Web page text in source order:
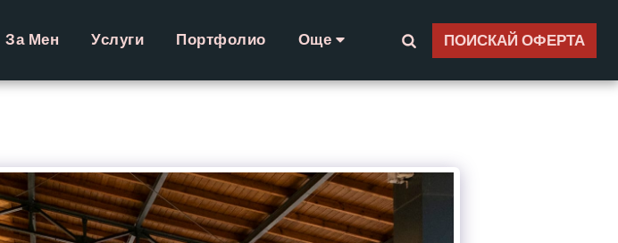
За Мен Услуги Портфолио Още ПОИСКАЙ ОФЕРТА